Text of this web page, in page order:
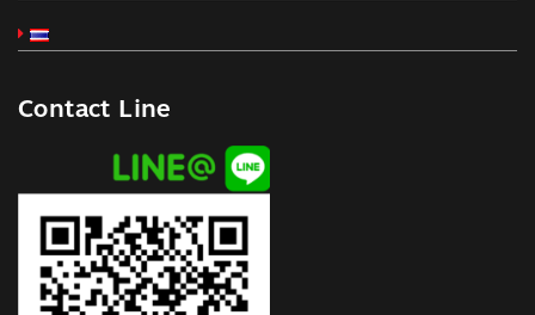
Contact Line